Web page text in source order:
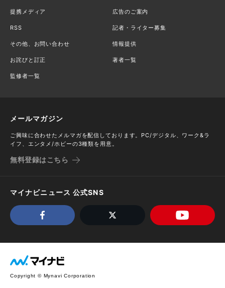
提携メディア 広告のご案内
RSS 記者・ライター募集
その他、お問い合わせ 情報提供
お詫びと訂正 著者一覧
監修者一覧
メールマガジン
ご興味に合わせたメルマガを配信しております。PC/デジタル、ワーク&ラ
イフ、エンタメ/ホビーの3種類を用意。
無料登録はこちら
マイナビニュース 公式SNS
Copyright © Mynavi Corporation